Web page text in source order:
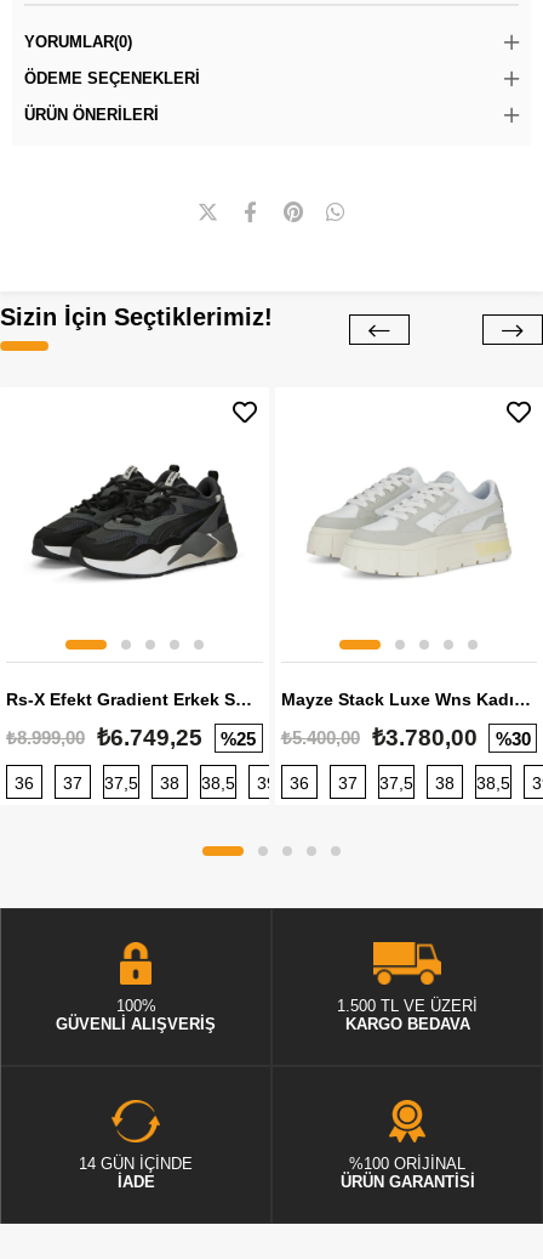
YORUMLAR(0)
ÖDEME SEÇENEKLERI
ÜRÜN ÖNERILERI
Sizin İçin Seçtiklerimiz!
Rs-X Efekt Gradient Erkek Sneaker
₺8.999,00 ₺6.749,25 %25
36 37 37,5 38 38,5 39 40 40,5 41 42 42,5
Mayze Stack Luxe Wns Kadın Sneaker
₺5.400,00 ₺3.780,00 %30
36 37 37,5 38 38,5
100%
GÜVENLİ ALIŞVERİŞ
1.500 TL VE ÜZERİ
KARGO BEDAVA
14 GÜN İÇİNDE
İADE
%100 ORİJİNAL
ÜRÜN GARANTİSİ